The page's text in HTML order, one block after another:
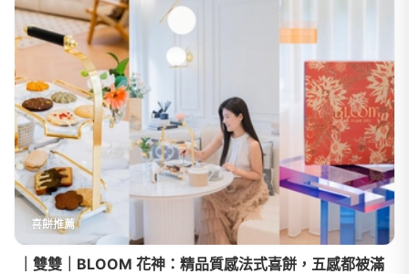
喜餅推薦
｜雙雙｜BLOOM 花神：精品質感法式喜餅，五感都被滿